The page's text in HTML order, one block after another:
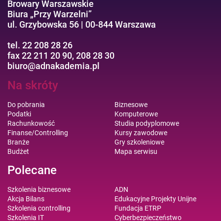
Browary Warszawskie
Biura „Przy Warzelni”
ul. Grzybowska 56 | 00-844 Warszawa
tel. 22 208 28 26
fax 22 211 20 90, 208 28 30
biuro@adnakademia.pl
Na skróty
Do pobrania
Podatki
Rachunkowość
Finanse/Controlling
Branże
Budżet
Biznesowe
Komputerowe
Studia podyplomowe
Kursy zawodowe
Gry szkoleniowe
Mapa serwisu
Polecane
Szkolenia biznesowe
Akcja Bilans
Szkolenia controlling
Szkolenia IT
ADN
Edukacyjne Projekty Unijne
Fundacja ETRP
Cyberbezpieczeństwo